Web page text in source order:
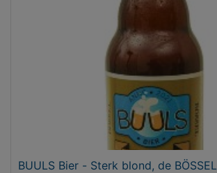
BUULS Bier - Sterk blond, de BÖSSEL